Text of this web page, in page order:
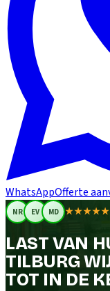
WhatsAppOfferte
NR EV MD ★★★★★
LAST VAN
TILBURG
TOT IN DE